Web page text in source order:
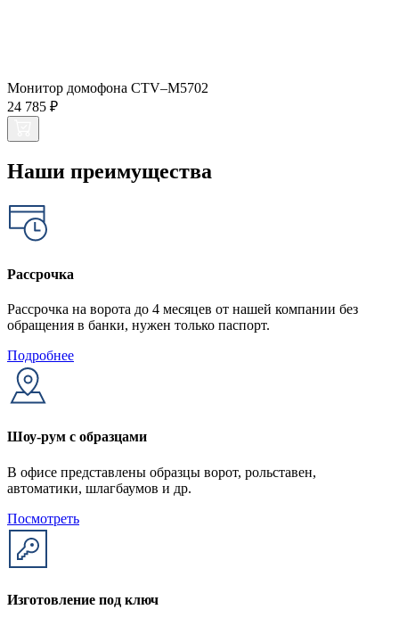
Монитор домофона CTV–M5702
24 785 ₽
Наши преимущества
Рассрочка
Рассрочка на ворота до 4 месяцев от нашей компании без
обращения в банки, нужен только паспорт.
Подробнее
Шоу-рум с образцами
В офисе представлены образцы ворот, рольставен,
автоматики, шлагбаумов и др.
Посмотреть
Изготовление под ключ